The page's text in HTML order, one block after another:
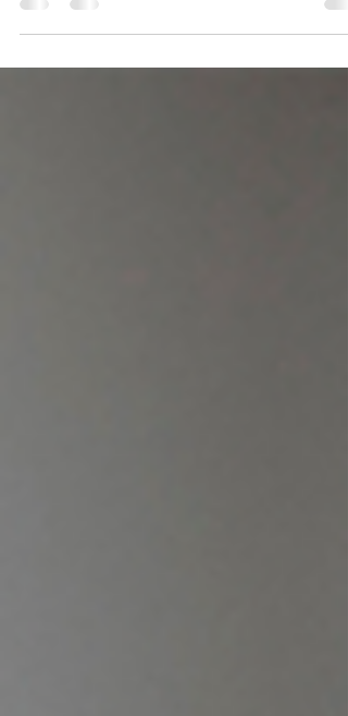
nada que temer. Con ciertas herramientas...